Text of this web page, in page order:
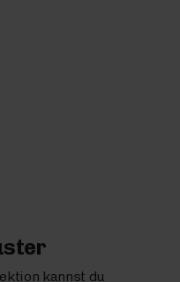
kannst du